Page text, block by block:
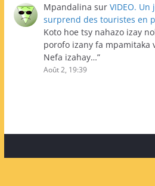
Mpandalina sur VIDEO.
surprend des touristes en
Koto hoe tsy nahazo izay
porofo izany fa
Nefa izahay…”
Août 2, 19:39